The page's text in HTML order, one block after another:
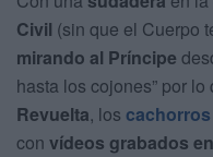
Civil (sin que el Cuerpo
mirando al Príncipe
hasta los cojones” por lo
Revuelta, los
con vídeos grabados